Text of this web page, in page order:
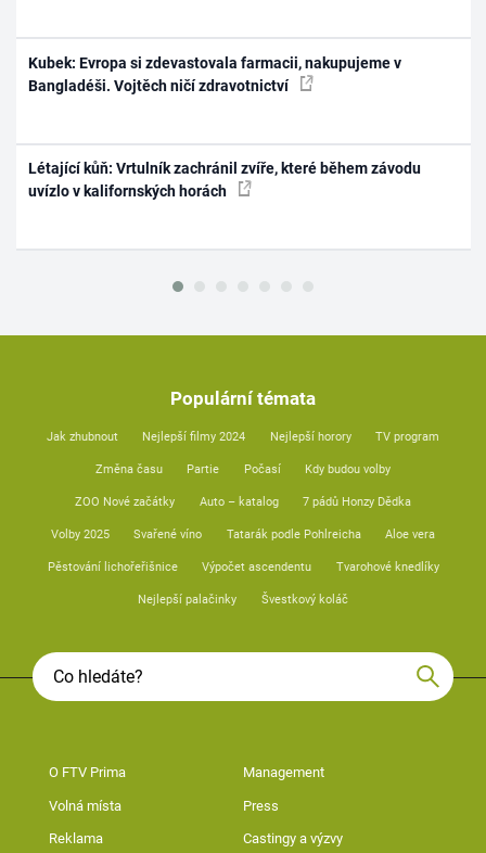
Kubek: Evropa si zdevastovala farmacii, nakupujeme v
Bangladéši. Vojtěch ničí zdravotnictví
Létající kůň: Vrtulník zachránil zvíře, které během závodu
uvízlo v kalifornských horách
Populární témata
Jak zhubnout Nejlepší filmy 2024 Nejlepší horory TV program
Změna času Partie Počasí Kdy budou volby
ZOO Nové začátky Auto – katalog 7 pádů Honzy Dědka
Volby 2025 Svařené víno Tatarák podle Pohlreicha Aloe vera
Pěstování lichořeřišnice Výpočet ascendentu Tvarohové knedlíky
Nejlepší palačinky Švestkový koláč
O FTV Prima Management
Volná místa Press
Reklama Castingy a výzvy